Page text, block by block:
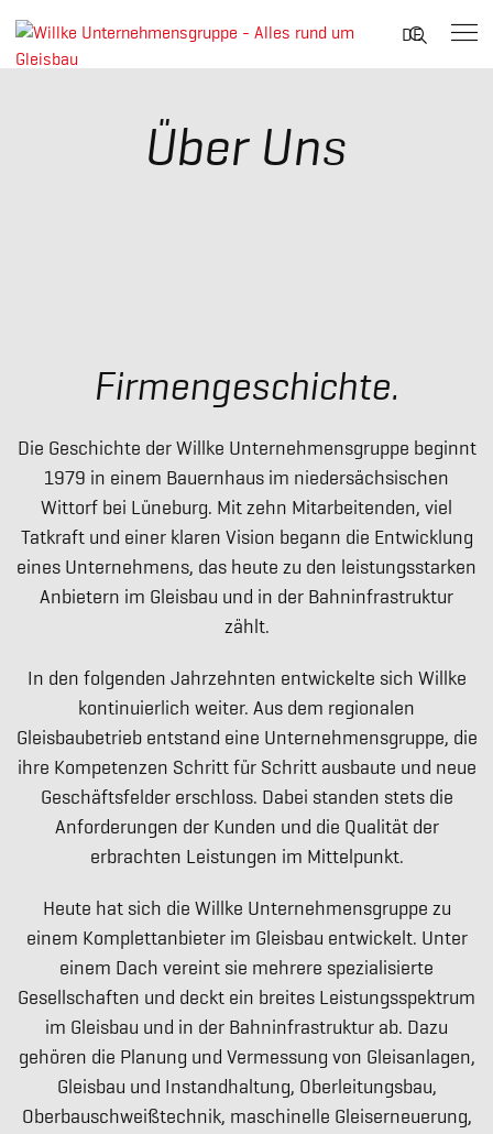
DE
Suche
Über Uns
Firmengeschichte.
Die Geschichte der Willke Unternehmensgruppe beginnt
1979 in einem Bauernhaus im niedersächsischen
Wittorf bei Lüneburg. Mit zehn Mitarbeitenden, viel
Tatkraft und einer klaren Vision begann die Entwicklung
eines Unternehmens, das heute zu den leistungsstarken
Anbietern im Gleisbau und in der Bahninfrastruktur
zählt.
In den folgenden Jahrzehnten entwickelte sich Willke
kontinuierlich weiter. Aus dem regionalen
Gleisbaubetrieb entstand eine Unternehmensgruppe, die
ihre Kompetenzen Schritt für Schritt ausbaute und neue
Geschäftsfelder erschloss. Dabei standen stets die
Anforderungen der Kunden und die Qualität der
erbrachten Leistungen im Mittelpunkt.
Heute hat sich die Willke Unternehmensgruppe zu
einem Komplettanbieter im Gleisbau entwickelt. Unter
einem Dach vereint sie mehrere spezialisierte
Gesellschaften und deckt ein breites Leistungsspektrum
im Gleisbau und in der Bahninfrastruktur ab. Dazu
gehören die Planung und Vermessung von Gleisanlagen,
Gleisbau und Instandhaltung, Oberleitungsbau,
Oberbauschweißtechnik, maschinelle Gleiserneuerung,